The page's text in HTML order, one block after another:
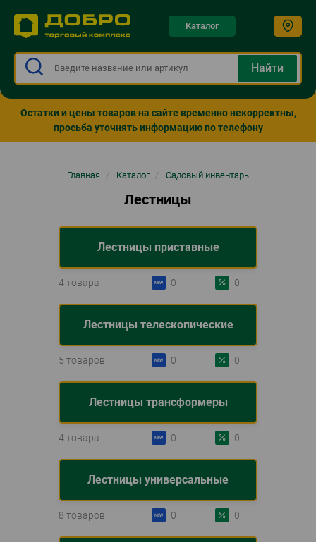
Каталог
Остатки и цены товаров на сайте временно некорректны,
просьба уточнять информацию по телефону
Главная / Каталог / Садовый инвентарь
Лестницы
Лестницы приставные
4 товара 0 0
Лестницы телескопические
5 товаров 0 0
Лестницы трансформеры
4 товара 0 0
Лестницы универсальные
8 товаров 0 0